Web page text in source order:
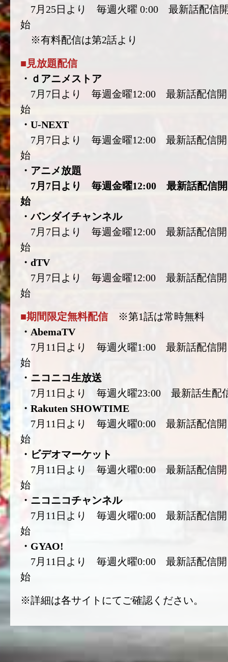
7月25日より 毎週火曜 0:00 最新話配信
始
※有料配信は第2話より
■見放題配信
・ｄアニメストア
7月7日より 毎週金曜12:00 最新話配信開
始
・U-NEXT
7月7日より 毎週金曜12:00 最新話配信開
始
・アニメ放題
7月7日より 毎週金曜12:00 最新話配信開
始
・バンダイチャンネル
7月7日より 毎週金曜12:00 最新話配信開
始
・dTV
7月7日より 毎週金曜12:00 最新話配信開
始
■期間限定無料配信※第1話は常時無料
・AbemaTV
7月11日より 毎週火曜1:00 最新話配信開
始
・ニコニコ生放送
7月11日より 毎週火曜23:00 最新話生配
・Rakuten SHOWTIME
7月11日より 毎週火曜0:00 最新話配信開
始
・ビデオマーケット
7月11日より 毎週火曜0:00 最新話配信開
始
・ニコニコチャンネル
7月11日より 毎週火曜0:00 最新話配信開
始
・GYAO!
7月11日より 毎週火曜0:00 最新話配信開
始
※詳細は各サイトにてご確認ください。